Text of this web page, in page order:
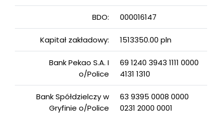
BDO: 000016147
Kapitał zakładowy: 1513350.00 pln
Bank Pekao S.A. I
o/Police
69 1240 3943 1111 0000
4131 1310
Bank Spółdzielczy w
Gryfinie o/Police
63 9395 0008 0000
0231 2000 0001